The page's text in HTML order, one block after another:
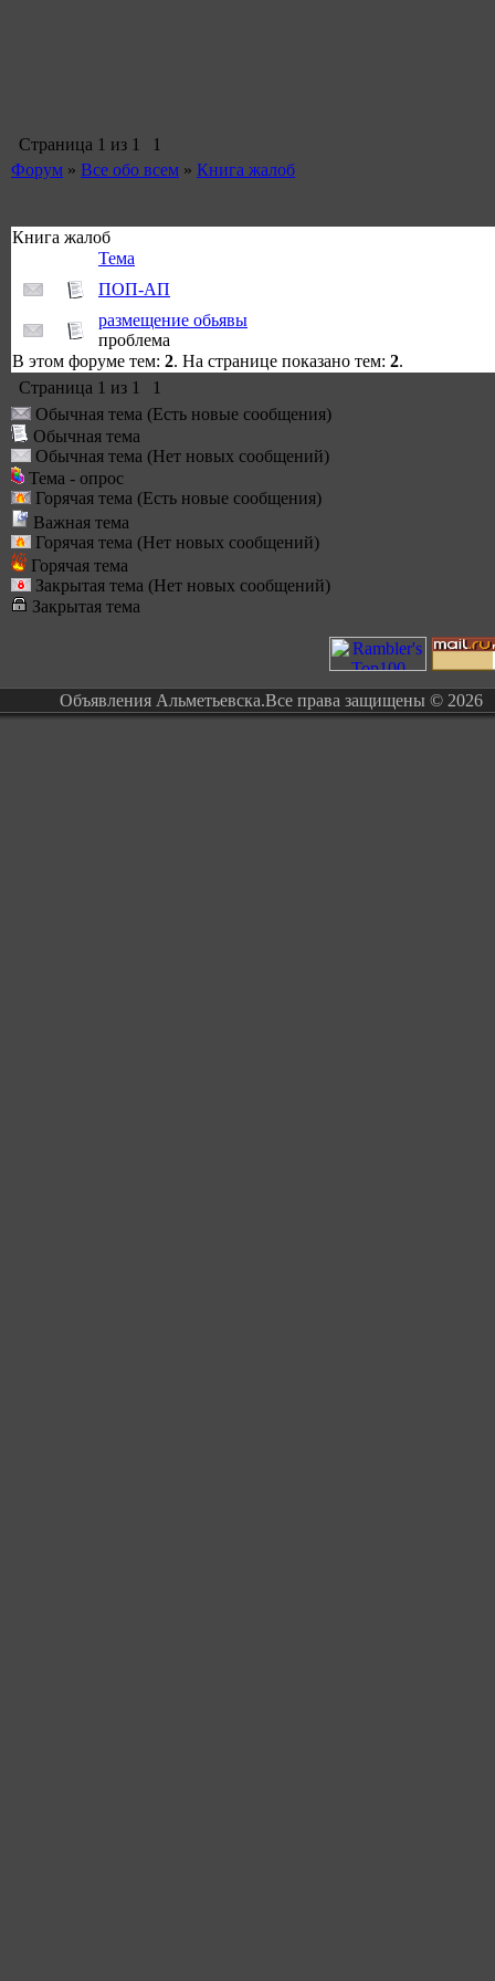
Страница 1 из 1
1
Форум » Все обо всем » Книга жалоб
Книга жалоб
Тема
ПОП-АП
размещение обьявы
проблема
В этом форуме тем: 2. На странице показано тем: 2.
Страница 1 из 1
1
Обычная тема (Есть новые сообщения)
Обычная тема
Обычная тема (Нет новых сообщений)
Тема - опрос
Горячая тема (Есть новые сообщения)
Важная тема
Горячая тема (Нет новых сообщений)
Горячая тема
Закрытая тема (Нет новых сообщений)
Закрытая тема
Объявления Альметьевска.Все права защищены © 2026